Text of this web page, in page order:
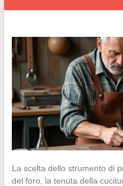
La scelta dello strumento di
del foro, la tenuta della